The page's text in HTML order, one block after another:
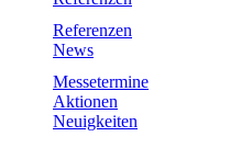
Referenzen
News
Messetermine
Aktionen
Neuigkeiten